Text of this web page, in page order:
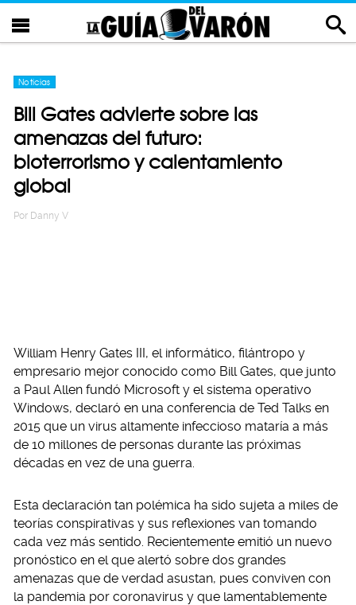
Noticias
Bill Gates advierte sobre las
amenazas del futuro:
bioterrorismo y calentamiento
global
Por Danny V
William Henry Gates III, el informático, filántropo y
empresario mejor conocido como Bill Gates, que junto
a Paul Allen fundó Microsoft y el sistema operativo
Windows, declaró en una conferencia de Ted Talks en
2015 que un virus altamente infeccioso mataría a más
de 10 millones de personas durante las próximas
décadas en vez de una guerra.
Esta declaración tan polémica ha sido sujeta a miles de
teorías conspirativas y sus reflexiones van tomando
cada vez más sentido. Recientemente emitió un nuevo
pronóstico en el que alertó sobre dos grandes
amenazas que de verdad asustan, pues conviven con
la pandemia por coronavirus y que lamentablemente